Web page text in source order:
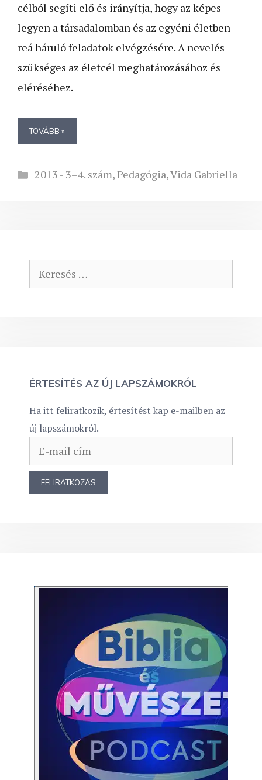
célból segíti elő és irányítja, hogy az képes
legyen a társadalomban és az egyéni életben
reá háruló feladatok elvégzésére. A nevelés
szükséges az életcél meghatározásához és
eléréséhez.
TOVÁBB »
Kategória
2013 - 3–4. szám,Pedagógia,Vida Gabriella
Keresés:
ÉRTESÍTÉS AZ ÚJ LAPSZÁMOKRÓL
Ha itt feliratkozik, értesítést kap e-mailben az
új lapszámokról.